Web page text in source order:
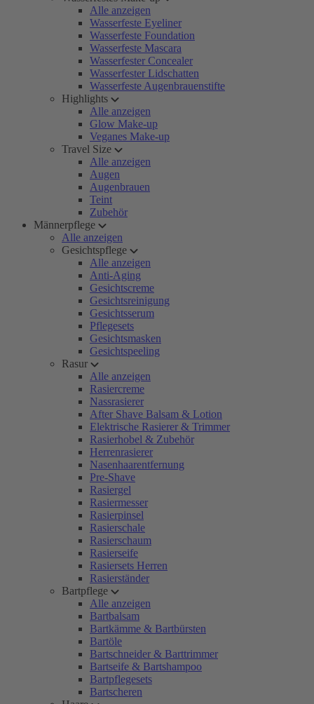
Alle anzeigen
Wasserfeste Eyeliner
Wasserfeste Foundation
Wasserfeste Mascara
Wasserfester Concealer
Wasserfester Lidschatten
Wasserfeste Augenbrauenstifte
Highlights
Alle anzeigen
Glow Make-up
Veganes Make-up
Travel Size
Alle anzeigen
Augen
Augenbrauen
Teint
Zubehör
Männerpflege
Alle anzeigen
Gesichtspflege
Alle anzeigen
Anti-Aging
Gesichtscreme
Gesichtsreinigung
Gesichtsserum
Pflegesets
Gesichtsmasken
Gesichtspeeling
Rasur
Alle anzeigen
Rasiercreme
Nassrasierer
After Shave Balsam & Lotion
Elektrische Rasierer & Trimmer
Rasierhobel & Zubehör
Herrenrasierer
Nasenhaarentfernung
Pre-Shave
Rasiergel
Rasiermesser
Rasierpinsel
Rasierschale
Rasierschaum
Rasierseife
Rasiersets Herren
Rasierständer
Bartpflege
Alle anzeigen
Bartbalsam
Bartkämme & Bartbürsten
Bartöle
Bartschneider & Barttrimmer
Bartseife & Bartshampoo
Bartpflegesets
Bartscheren